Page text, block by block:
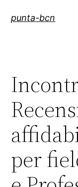
punta-bcn
per